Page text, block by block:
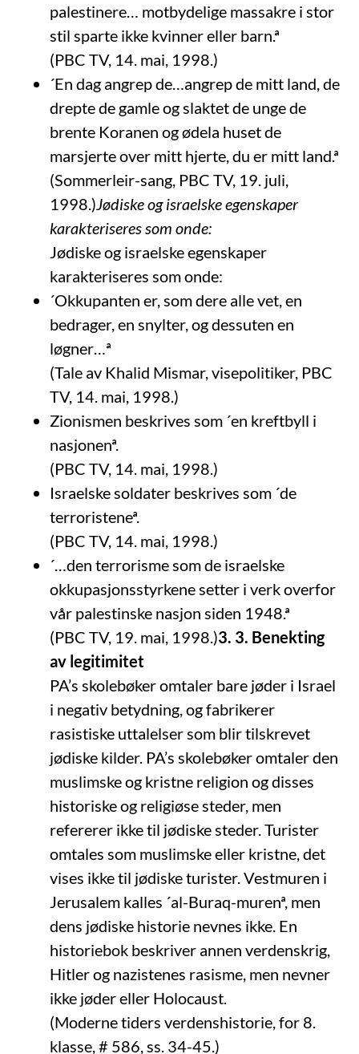
palestinere… motbydelige massakre i stor
stil sparte ikke kvinner eller barn.ª
(PBC TV, 14. mai, 1998.)
´En dag angrep de…angrep de mitt land, de
drepte de gamle og slaktet de unge de
brente Koranen og ødela huset de
marsjerte over mitt hjerte, du er mitt land.ª
(Sommerleir-sang, PBC TV, 19. juli,
1998.) Jødiske og israelske egenskaper
karakteriseres som onde:
Jødiske og israelske egenskaper
karakteriseres som onde:
´Okkupanten er, som dere alle vet, en
bedrager, en snylter, og dessuten en
løgner…ª
(Tale av Khalid Mismar, visepolitiker, PBC
TV, 14. mai, 1998.)
Zionismen beskrives som ´en kreftbyll i
nasjonenª.
(PBC TV, 14. mai, 1998.)
Israelske soldater beskrives som ´de
terroristeneª.
(PBC TV, 14. mai, 1998.)
´…den terrorisme som de israelske
okkupasjonsstyrkene setter i verk overfor
vår palestinske nasjon siden 1948.ª
(PBC TV, 19. mai, 1998.)3. 3. Benekting
av legitimitet
PA’s skolebøker omtaler bare jøder i Israel
i negativ betydning, og fabrikerer
rasistiske uttalelser som blir tilskrevet
jødiske kilder. PA’s skolebøker omtaler den
muslimske og kristne religion og disses
historiske og religiøse steder, men
refererer ikke til jødiske steder. Turister
omtales som muslimske eller kristne, det
vises ikke til jødiske turister. Vestmuren i
Jerusalem kalles ´al-Buraq-murenª, men
dens jødiske historie nevnes ikke. En
historiebok beskriver annen verdenskrig,
Hitler og nazistenes rasisme, men nevner
ikke jøder eller Holocaust.
(Moderne tiders verdenshistorie, for 8.
klasse, # 586, ss. 34-45.)